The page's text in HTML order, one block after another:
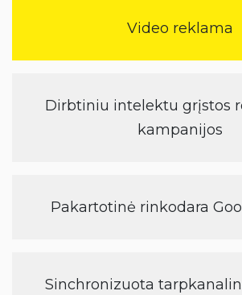
Video reklama
Dirbtiniu intelektu grįstos
kampanijos
Pakartotinė rinkodara
Sinchronizuota